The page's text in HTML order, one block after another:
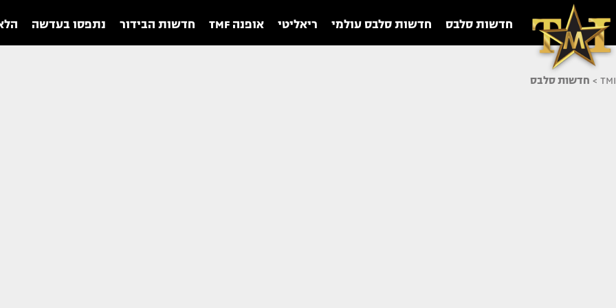
חדשות סלבס חדשות סלבס עולמי ריאליטי אופנה TMF חדשות הבידור נתפסו בעדשה
TMI
> חדשות סלבס